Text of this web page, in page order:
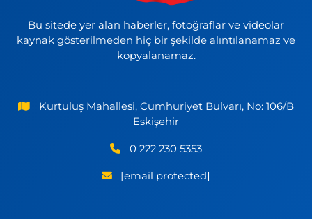
Bu sitede yer alan haberler, fotoğraflar ve videolar
kaynak gösterilmeden hiç bir şekilde alıntılanamaz ve
kopyalanamaz.
Kurtuluş Mahallesi, Cumhuriyet Bulvarı, No: 106/B
Eskişehir
0 222 230 5353
[email protected]